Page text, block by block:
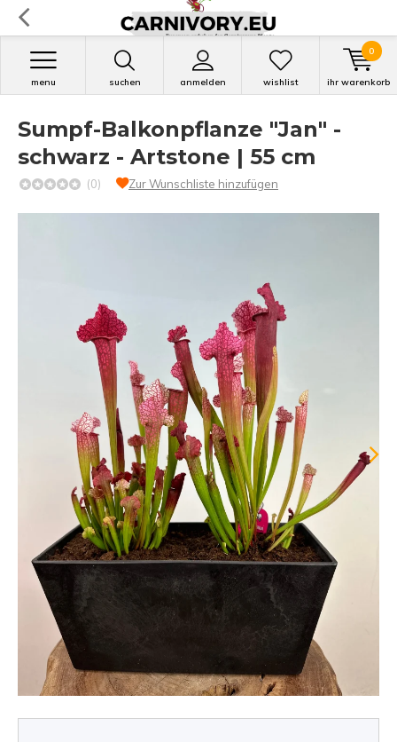
suchen anmelden
menu wishlist ihr warenkorb
0
Sumpf-Balkonpflanze "Jan" -
schwarz - Artstone | 55 cm
(0) Zur Wunschliste hinzufügen